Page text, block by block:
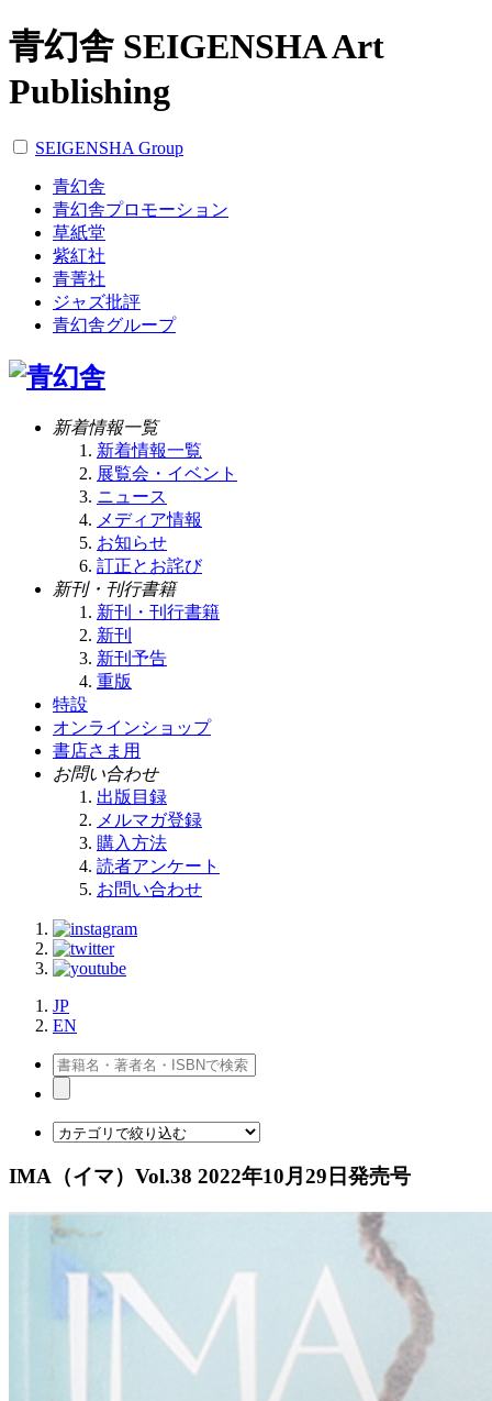
青幻舎 SEIGENSHA Art
Publishing
SEIGENSHA Group
青幻舎
青幻舎プロモーション
草紙堂
紫紅社
青菁社
ジャズ批評
青幻舎グループ
新着情報一覧
新着情報一覧
展覧会・イベント
ニュース
メディア情報
お知らせ
訂正とお詫び
新刊・刊行書籍
新刊・刊行書籍
新刊
新刊予告
重版
特設
オンラインショップ
書店さま用
お問い合わせ
出版目録
メルマガ登録
購入方法
読者アンケート
お問い合わせ
JP
EN
IMA（イマ）Vol.38 2022年10月29日発売号